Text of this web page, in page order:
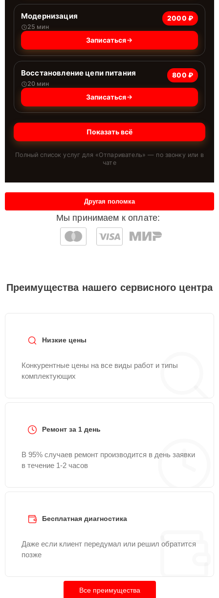
Модернизация
25 мин
2000 ₽
Записаться
Восстановление цепи питания
20 мин
800 ₽
Записаться
Показать всё
Полный список услуг для «Отпариватель» — по звонку или в
чате
Мы принимаем к оплате:
Другая поломка
Преимущества нашего сервисного центра
Низкие цены
Конкурентные цены на все виды работ и типы
комплектующих
Ремонт за 1 день
В 95% случаев ремонт производится в день заявки
в течение 1-2 часов
Бесплатная диагностика
Даже если клиент передумал или решил обратится
позже
Все преимущества